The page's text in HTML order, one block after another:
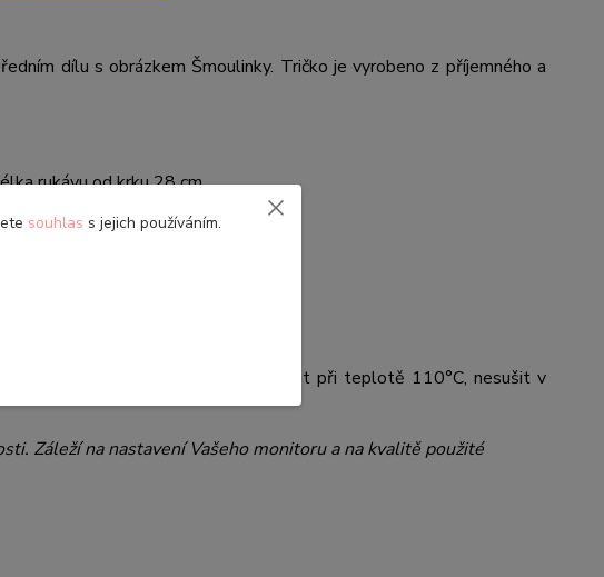
dílu s obrázkem Šmoulinky. Tričko je vyrobeno z příjemného a
rukávu od krku 28 cm
rukávu od krku 35 cm
od krku 37 cm
od krku 42 cm
chemicky nečistit, nebělit, žehlit při teplotě 110°C, nesušit v
Záleží na nastavení Vašeho monitoru a na kvalitě použité
souhlas s jejich používáním.